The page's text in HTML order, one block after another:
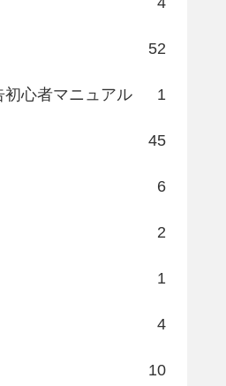
52
心者マニュアル 1
45
6
2
1
4
10